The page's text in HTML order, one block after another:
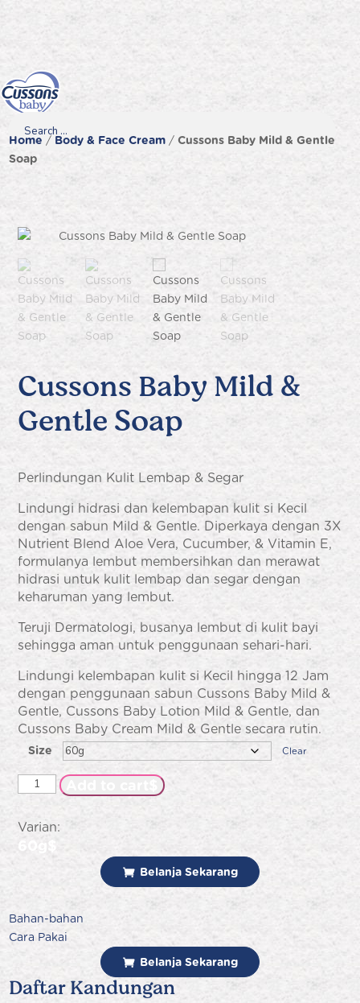
Search
Search
for...
Search
Home / Body & Face Cream /Cussons Baby Mild & Gentle
Soap
Cussons Baby Mild &
Gentle Soap
Perlindungan Kulit Lembap & Segar
Lindungi hidrasi dan kelembapan kulit si Kecil
dengan sabun Mild & Gentle. Diperkaya dengan 3X
Nutrient Blend Aloe Vera, Cucumber, & Vitamin E,
formulanya lembut membersihkan dan merawat
hidrasi untuk kulit lembap dan segar dengan
keharuman yang lembut.
Teruji Dermatologi, busanya lembut di kulit bayi
sehingga aman untuk penggunaan sehari-hari.
Lindungi kelembapan kulit si Kecil hingga 12 Jam
dengan penggunaan sabun Cussons Baby Mild &
Gentle, Cussons Baby Lotion Mild & Gentle, dan
Cussons Baby Cream Mild & Gentle secara rutin.
Size Clear
Cussons
Mild
&
Gentle
Varian:
60g
Belanja Sekarang
Bahan-bahan
Cara Pakai
Belanja Sekarang
DaftarKandungan